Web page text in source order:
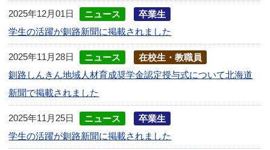
2025年12月01日 ニュース
卒業生
学生の活躍が釧路新聞に掲載されました
2025年11月28日 ニュース
在校生・教職員
釧路しんきん地域人材育成奨学金認定授与式について北海道
新聞で掲載されました
2025年11月25日 ニュース
卒業生
学生の活躍が釧路新聞に掲載されました